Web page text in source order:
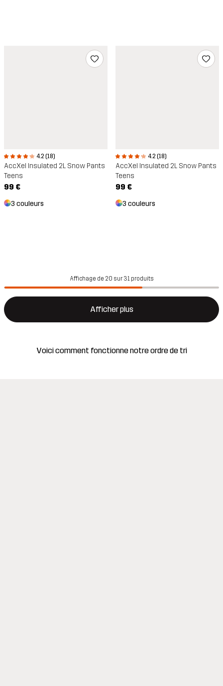
4.2 (18)
AccXel Insulated 2L Snow Pants
Teens
99 €
3 couleurs
4.2 (18)
AccXel Insulated 2L Snow Pants
Teens
99 €
3 couleurs
Affichage de 20 sur 31 produits
Afficher plus
Voici comment fonctionne notre ordre de tri